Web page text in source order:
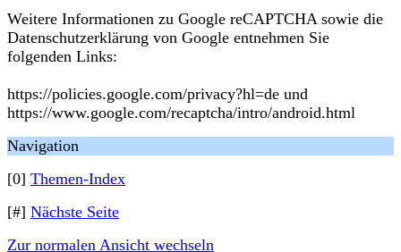
Weitere Informationen zu Google reCAPTCHA sowie die
Datenschutzerklärung von Google entnehmen Sie
folgenden Links:
https://policies.google.com/privacy?hl=de und
https://www.google.com/recaptcha/intro/android.html
Navigation
[0] Themen-Index
[#] Nächste Seite
Zur normalen Ansicht wechseln